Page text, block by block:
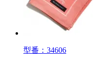
型番：34606